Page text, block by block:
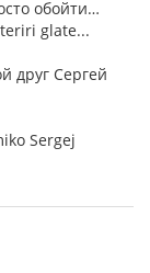
обойти…
glate...
друг Сергей
Sergej